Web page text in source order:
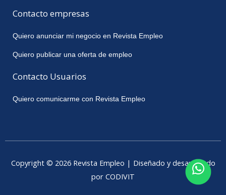
Contacto empresas
Quiero anunciar mi negocio en Revista Empleo
Quiero publicar una oferta de empleo
Contacto Usuarios
Quiero comunicarme con Revista Empleo
Copyright © 2026 Revista Empleo | Diseñado y desarrollado
por CODIVIT